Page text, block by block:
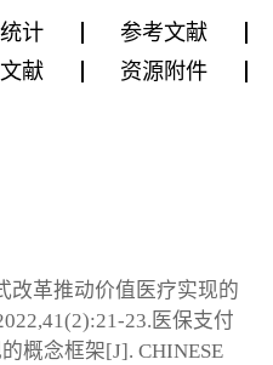
计
参考文献
献 资源附件
改革推动价值医疗实现的
23.医保支付
概念框架[J]. CHINESE